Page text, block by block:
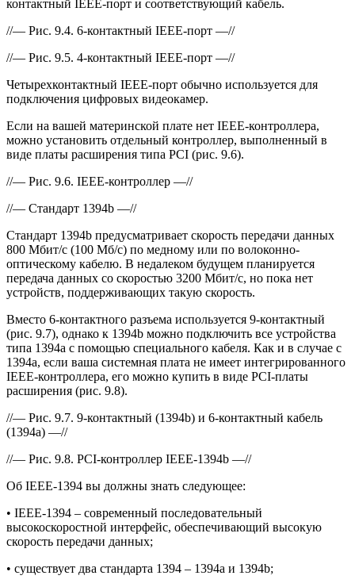
контактный IEEE-порт и соответствующий кабель.
//— Рис. 9.4. 6-контактный IEEE-порт —//
//— Рис. 9.5. 4-контактный IEEE-порт —//
Четырехконтактный IEEE-порт обычно используется для
подключения цифровых видеокамер.
Если на вашей материнской плате нет IEEE-контроллера,
можно установить отдельный контроллер, выполненный в
виде платы расширения типа PCI (рис. 9.6).
//— Рис. 9.6. IEEE-контроллер —//
//— Стандарт 1394b —//
Стандарт 1394b предусматривает скорость передачи данных
800 Мбит/с (100 Мб/с) по медному или по волоконно-
оптическому кабелю. В недалеком будущем планируется
передача данных со скоростью 3200 Мбит/с, но пока нет
устройств, поддерживающих такую скорость.
Вместо 6-контактного разъема используется 9-контактный
(рис. 9.7), однако к 1394b можно подключить все устройства
типа 1394a с помощью специального кабеля. Как и в случае с
1394a, если ваша системная плата не имеет интегрированного
IEEE-контроллера, его можно купить в виде PCI-платы
расширения (рис. 9.8).
//— Рис. 9.7. 9-контактный (1394b) и 6-контактный кабель
(1394a) —//
//— Рис. 9.8. PCI-контроллер IEEE-1394b —//
Об IEEE-1394 вы должны знать следующее:
• IEEE-1394 – современный последовательный
высокоскоростной интерфейс, обеспечивающий высокую
скорость передачи данных;
• существует два стандарта 1394 – 1394a и 1394b;